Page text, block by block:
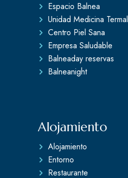
Espacio Balnea
Unidad Medicina Termal
Centro Piel Sana
Empresa Saludable
Balneaday reservas
Balneanight
Alojamiento
Alojamiento
Entorno
Restaurante